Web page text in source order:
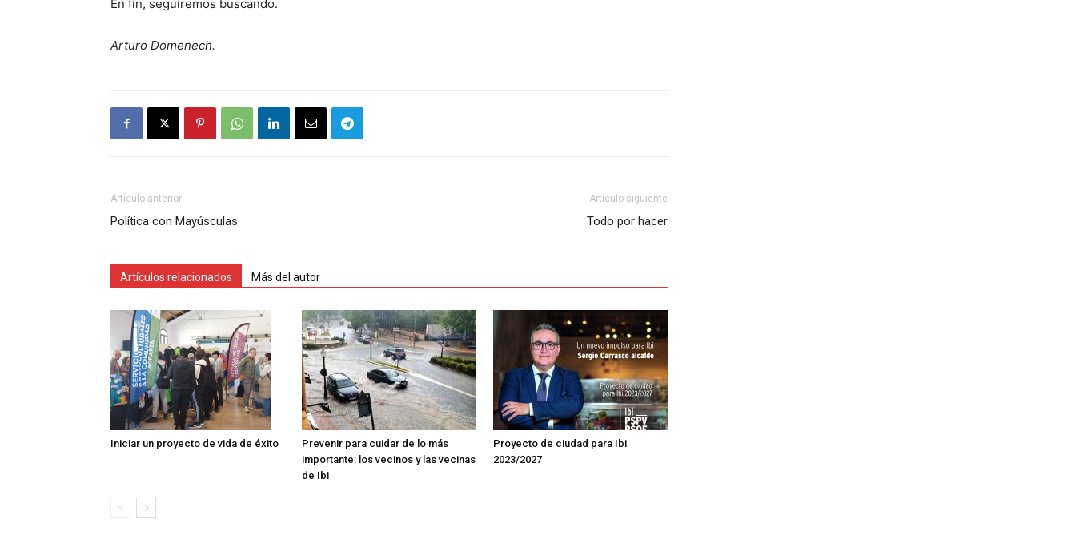
En fin, seguiremos buscando.
Arturo Domenech.
Artículo anterior
Política con Mayúsculas
Artículo siguiente
Todo por hacer
Artículos relacionados Más del autor
Iniciar un proyecto de vida de éxito
Prevenir para cuidar de lo más
importante: los vecinos y las vecinas
de Ibi
Proyecto de ciudad para Ibi
2023/2027